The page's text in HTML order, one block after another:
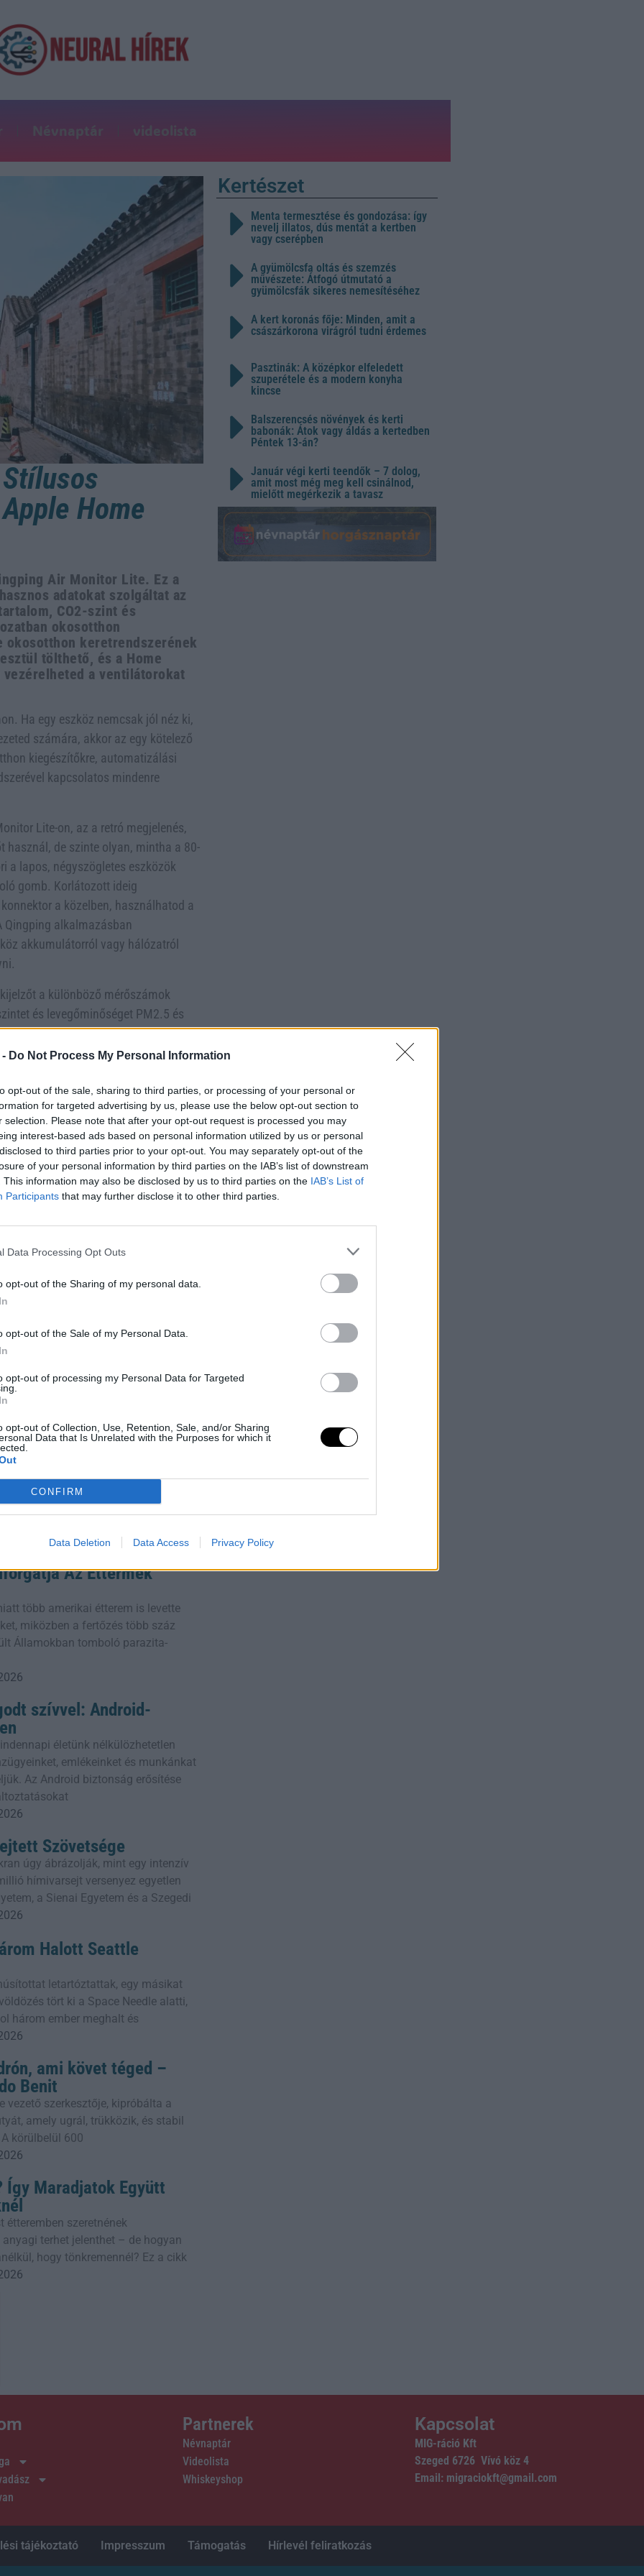
Do Not Process My Personal Information
opt-out of the sale, sharing to third parties, or processing of your personal or
for targeted advertising by us, please use the below opt-out section to
selection. Please note that after your opt-out request is processed you may
interest-based ads based on personal information utilized by us or personal
to third parties prior to your opt-out. You may separately opt-out of the
of your personal information by third parties on the IAB’s list of downstream
This information may also be disclosed by us to third parties on the IAB’s List of
Participants that may further disclose it to other third parties.
Data Processing Opt Outs
opt-out of the Sharing of my personal data.
opt-out of the Sale of my Personal Data.
opt-out of processing my Personal Data for Targeted
opt-out of Collection, Use, Retention, Sale, and/or Sharing
Data that Is Unrelated with the Purposes for which it
CONFIRM
Data Deletion Data Access Privacy Policy
Névnaptár videolista
Home
Air Monitor Lite. Ez a
adatokat szolgáltat az
CO2-szint és
okosotthon
keretrendszerének
tölthető, és a Home
a ventilátorokat
Ha egy eszköz nemcsak jól néz ki,
számára, akkor az egy kötelező
kiegészítőkre, automatizálási
kapcsolatos mindenre
Lite-on, az a retró megjelenés,
használ, de szinte olyan, mintha a 80-
a lapos, négyszögletes eszközök
gomb. Korlátozott ideig
a közelben, használhatod a
Qingping alkalmazásban
akkumulátorról vagy hálózatról
a különböző mérőszámok
és levegőminőséget PM2.5 és
kódot az Apple Home alkalmazásban
a Qingping iPhone alkalmazást a
alkalmazásban tudod módosítani a
szeretnél.
alkalmazást használom, hacsak
elkezdheted követni a
az adott zónában. Ha rendelkezel
amelyek automatikusan
Mára a házam minden szobájában
által naponta belélegzett
emlékeztetnek arra, mennyire fontos
amit érdemes az asztalodon
stílus között. Imádom, hogy van
és tökéletesen mutat az
beltéri levegő mérésének, de az
Amazonon.
lite-2/
Az Éttermek
több amerikai étterem is levette
miközben a fertőzés több száz
Államokban tomboló parazita-
szívvel: Android-
életünk nélkülözhetetlen
emlékeinket és munkánkat
Az Android biztonság erősítése
Szövetsége
úgy ábrázolják, mint egy intenzív
hímivarsejt versenyez egyetlen
a Sienai Egyetem és a Szegedi
Halott Seattle
letartóztattak, egy másikat
tört ki a Space Needle alatti,
három ember meghalt és
ami követ téged –
Benit
vezető szerkesztője, kipróbálta a
amely ugrál, trükközik, és stabil
körülbelül 600
Így Maradjatok Együtt
étteremben szeretnének
terhet jelenthet – de hogyan
hogy tönkremennél? Ez a cikk
Kertészet
Menta termesztése és gondozása: így
nevelj illatos, dús mentát a kertben
vagy cserépben
A gyümölcsfa oltás és szemzés
művészete: Átfogó útmutató a
gyümölcsfák sikeres nemesítéséhez
A kert koronás fője: Minden, amit a
császárkorona virágról tudni érdemes
Pasztinák: A középkor elfeledett
szuperétele és a modern konyha
kincse
Balszerencsés növények és kerti
babonák: Átok vagy áldás a kertedben
Péntek 13-án?
Január végi kerti teendők – 7 dolog,
amit most még meg kell csinálnod,
mielőtt megérkezik a tavasz
Partnerek
Névnaptár
Videolista
Whiskeyshop
Kapcsolat
MIG-ráció Kft
Szeged 6726 Vívó köz 4
Email: migraciokft@gmail.com
tájékoztató Impresszum Támogatás Hírlevél feliratkozás